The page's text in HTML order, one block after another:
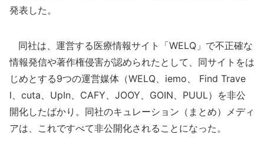
発表した。
同社は、運営する医療情報サイト「WELQ」で不正確な
情報発信や著作権侵害が認められたとして、同サイトをは
じめとする9つの運営媒体（WELQ、iemo、 Find Trave
l、cuta、UpIn、CAFY、JOOY、GOIN、PUUL）を非公
開化したばかり。同社のキュレーション（まとめ）メディ
アは、これですべて非公開化されることになった。